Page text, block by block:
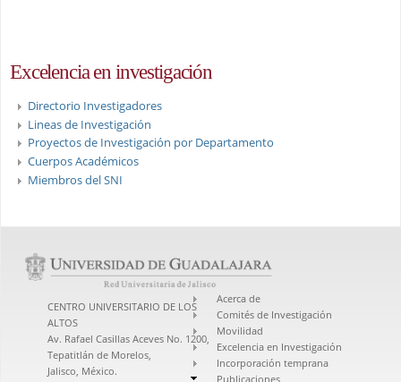
Excelencia en investigación
Directorio Investigadores
Lineas de Investigación
Proyectos de Investigación por Departamento
Cuerpos Académicos
Miembros del SNI
CENTRO UNIVERSITARIO DE LOS
ALTOS
Av. Rafael Casillas Aceves No. 1200,
Tepatitlán de Morelos,
Jalisco, México.
Acerca de
Comités de Investigación
Movilidad
Excelencia en Investigación
Incorporación temprana
Publicaciones